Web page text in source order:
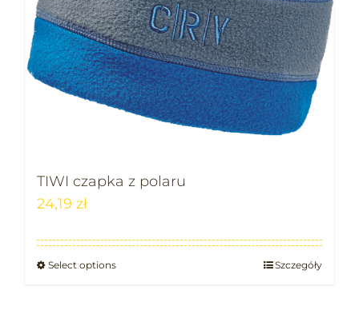
TIWI czapka z polaru
24,19 zł
Select options Szczegóły